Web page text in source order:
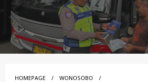
HOMEPAGE
WONOSOBO